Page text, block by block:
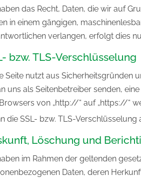
das Recht, Daten, die wir auf
in einem gängigen,
verlangen, erfolgt dies
bzw. TLS-Verschlüsselung
Seite nutzt aus
uns als Seitenbetreiber senden,
von „http://“ auf „https://“
die SSL- bzw. TLS-
Löschung und
im Rahmen der geltenden
Daten, deren